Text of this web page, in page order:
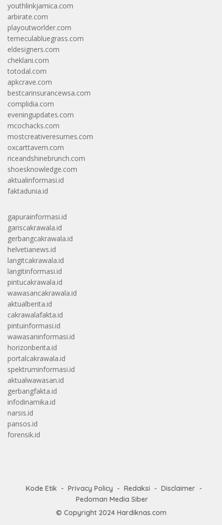
youthlinkjamica.com
arbirate.com
playoutworlder.com
temeculabluegrass.com
eldesigners.com
cheklani.com
totodal.com
apkcrave.com
bestcarinsurancewsa.com
complidia.com
eveningupdates.com
mcochacks.com
mostcreativeresumes.com
oxcarttavern.com
riceandshinebrunch.com
shoesknowledge.com
aktualinformasi.id
faktadunia.id
gapurainformasi.id
gariscakrawala.id
gerbangcakrawala.id
helvetianews.id
langitcakrawala.id
langitinformasi.id
pintucakrawala.id
wawasancakrawala.id
aktualberita.id
cakrawalafakta.id
pintuinformasi.id
wawasaninformasi.id
horizonberita.id
portalcakrawala.id
spektruminformasi.id
aktualwawasan.id
gerbangfakta.id
infodinamika.id
narsis.id
pansos.id
forensik.id
Kode Etik Privacy Policy Redaksi
Disclaimer
Pedoman Media Siber
© Copyright 2024 Hardiknas.com